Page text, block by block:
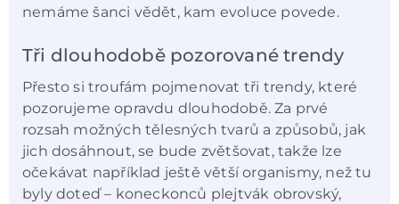
nemáme šanci vědět, kam evoluce povede.
Tři dlouhodobě pozorované trendy
Přesto si troufám pojmenovat tři trendy, které
pozorujeme opravdu dlouhodobě. Za prvé
rozsah možných tělesných tvarů a způsobů, jak
jich dosáhnout, se bude zvětšovat, takže lze
očekávat například ještě větší organismy, než tu
byly doteď – koneckonců plejtvák obrovský,